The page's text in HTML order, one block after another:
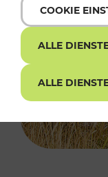
COOKIE
ALLE
ALLE